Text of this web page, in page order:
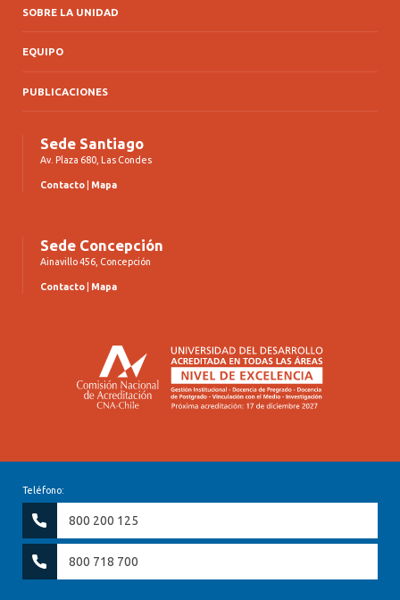
SOBRE LA UNIDAD
EQUIPO
PUBLICACIONES
Sede Santiago
Av. Plaza 680, Las Condes
Contacto Mapa
Sede Concepción
Ainavillo 456, Concepción
Contacto Mapa
Teléfono:
800 200 125
800 718 700